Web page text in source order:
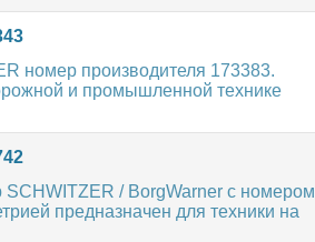
номер производителя 173383.
и промышленной технике
/ BorgWarner с номером
предназначен для техники на